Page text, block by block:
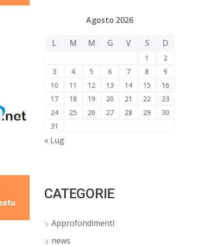
Agosto 2026
L M M G V S D
1
2
3
4 5 6 7 8
9
10
11 12 13 14 15
16
17
18 19 20 21 22
23
24
25 26 27 28 29
30
31
« Lug
CATEGORIE
Approfondimenti
news